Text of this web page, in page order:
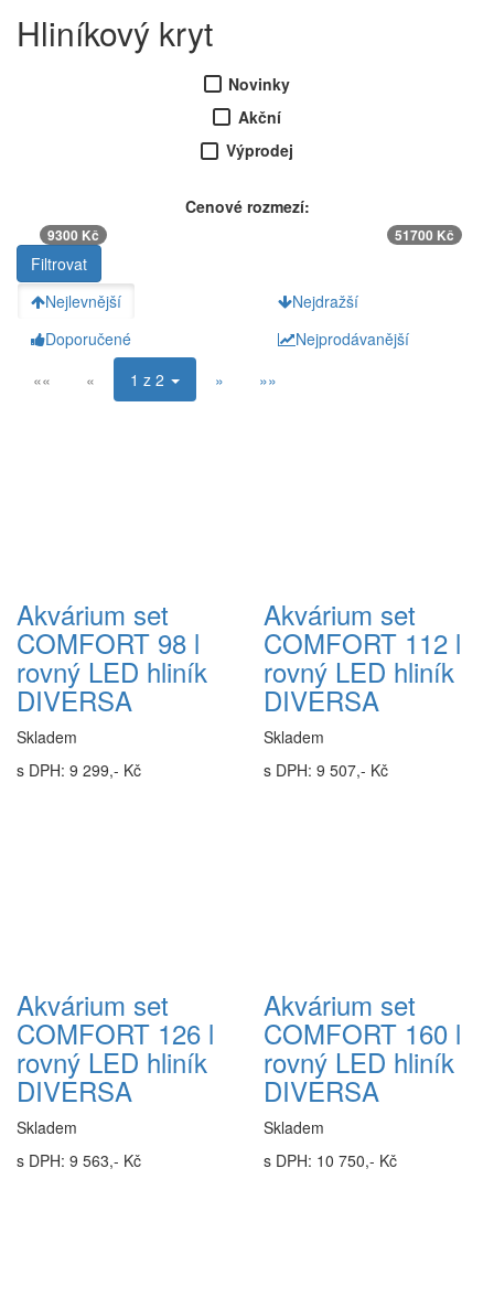
Hliníkový kryt
Novinky
Akční
Výprodej
Cenové rozmezí:
9300 Kč 51700 Kč
Nejlevnější
Nejdražší
Doporučené
Nejprodávanější
««
« 1 z 2 » »»
Akvárium set
COMFORT 98 l
rovný LED hliník
DIVERSA
Skladem
s DPH: 9 299,- Kč
Akvárium set
COMFORT 112 l
rovný LED hliník
DIVERSA
Skladem
s DPH: 9 507,- Kč
Akvárium set
COMFORT 126 l
rovný LED hliník
DIVERSA
Skladem
s DPH: 9 563,- Kč
Akvárium set
COMFORT 160 l
rovný LED hliník
DIVERSA
Skladem
s DPH: 10 750,- Kč